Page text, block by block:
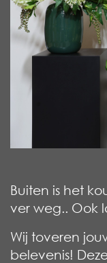
Buiten is het
ver weg.. Ook
Wij toveren
belevenis!